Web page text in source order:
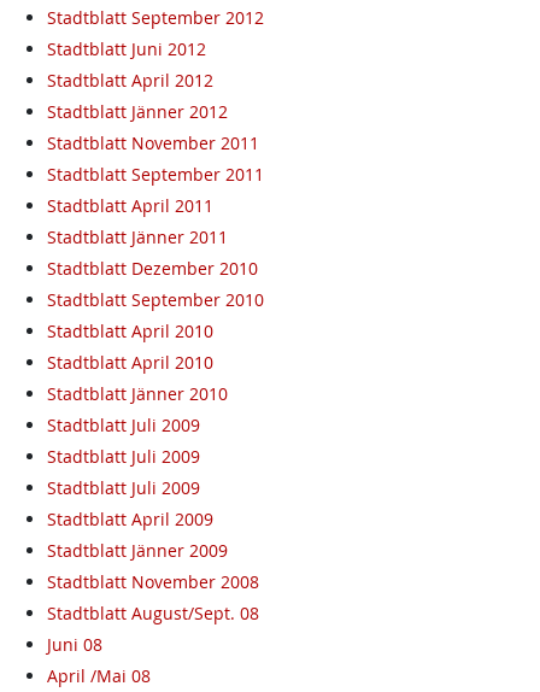
Stadtblatt September 2012
Stadtblatt Juni 2012
Stadtblatt April 2012
Stadtblatt Jänner 2012
Stadtblatt November 2011
Stadtblatt September 2011
Stadtblatt April 2011
Stadtblatt Jänner 2011
Stadtblatt Dezember 2010
Stadtblatt September 2010
Stadtblatt April 2010
Stadtblatt April 2010
Stadtblatt Jänner 2010
Stadtblatt Juli 2009
Stadtblatt Juli 2009
Stadtblatt Juli 2009
Stadtblatt April 2009
Stadtblatt Jänner 2009
Stadtblatt November 2008
Stadtblatt August/Sept. 08
Juni 08
April /Mai 08